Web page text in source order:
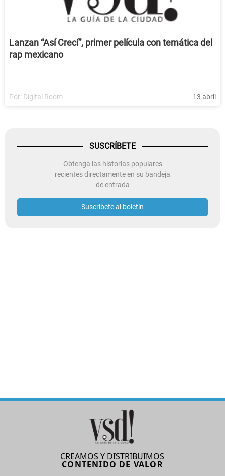
Lanzan “Así Crecí”, primer película con temática del
rap mexicano
Por: Digital Room 13 abril
SUSCRÍBETE
Obtenga las historias populares
recientes directamente en su bandeja
de entrada
Suscribete al boletín
CREAMOS Y DISTRIBUIMOS
CONTENIDO DE VALOR